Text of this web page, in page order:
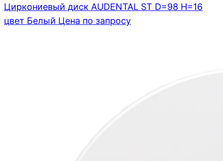
Циркониевый диск AUDENTAL ST D=98 H=16
цвет Белый Цена по запросу